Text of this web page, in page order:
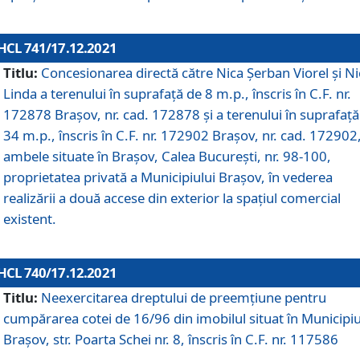
741/17.12.2021
Titlu: Concesionarea directă către Nica Șerban Viorel și
Linda a terenului în suprafață de 8 m.p., înscris în C.F. nr.
172878 Brașov, nr. cad. 172878 și a terenului în
34 m.p., înscris în C.F. nr. 172902 Brașov, nr. cad.
ambele situate în Brașov, Calea București, nr. 98-100,
proprietatea privată a Municipiului Brașov, în vederea
realizării a două accese din exterior la spațiul comercial
existent.
740/17.12.2021
Titlu: Neexercitarea dreptului de preemţiune pentru
cumpărarea cotei de 16/96 din imobilul situat în
Braşov, str. Poarta Schei nr. 8, înscris în C.F. nr. 117586